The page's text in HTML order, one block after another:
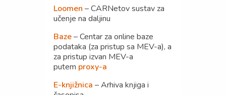
Loomen – CARNetov sustav za
učenje na daljinu
Baze– Centar za online baze
podataka (za pristup sa MEV-a), a
za pristup izvan MEV-a
putem proxy-a
E-knjižnica – Arhiva knjiga i